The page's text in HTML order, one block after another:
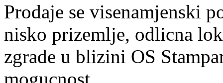
Prodaje se visenamjenski
nisko prizemlje, odlicna
zgrade u blizini OS
mogucnost...